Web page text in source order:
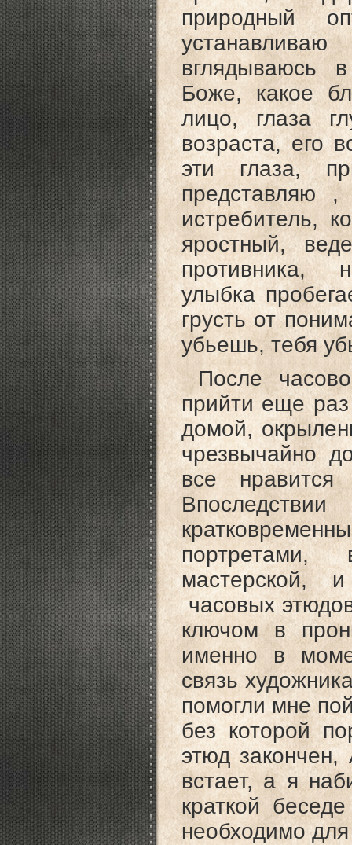
природный
вглядываюсь
Боже, какое
лицо, глаза
возраста, его
эти глаза,
представляю
истребитель,
яростный,
противника,
улыбка
грусть от
убьешь, тебя
После
прийти еще раз
домой,
чрезвычайно
все
мастерской,
часовых
ключом в
именно в
связь
помогли мне
без которой
этюд закончен,
встает, а я
краткой
необходимо